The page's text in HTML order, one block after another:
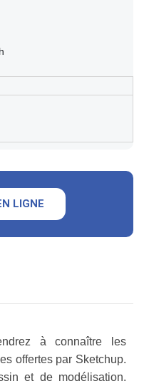
à connaître les
offertes par Sketchup.
et de modélisation.
LIGNE